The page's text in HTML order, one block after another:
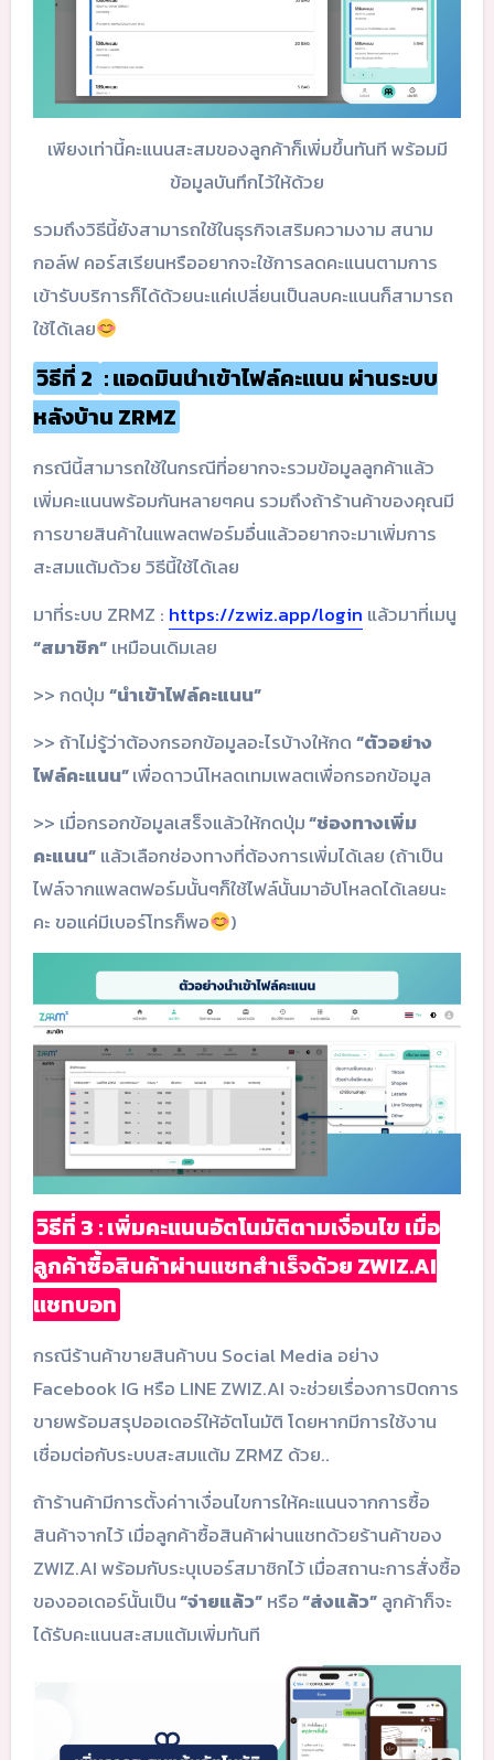
เพียงเท่านี้คะแนนสะสมของลูกค้าก็เพิ่มขึ้นทันที พร้อมมี
ข้อมูลบันทึกไว้ให้ด้วย
รวมถึงวิธีนี้ยังสามารถใช้ในธุรกิจเสริมความงาม สนาม
กอล์ฟ คอร์สเรียนหรืออยากจะใช้การลดคะแนนตามการ
เข้ารับบริการก็ได้ด้วยนะแค่เปลี่ยนเป็นลบคะแนนก็สามารถ
ใช้ได้เลย
วิธีที่ 2 : แอดมินนำเข้าไฟล์คะแนน ผ่านระบบ
หลังบ้าน ZRMZ
กรณีนี้สามารถใช้ในกรณีที่อยากจะรวมข้อมูลลูกค้าแล้ว
เพิ่มคะแนนพร้อมกันหลายๆคน รวมถึงถ้าร้านค้าของคุณมี
การขายสินค้าในแพลตฟอร์มอื่นแล้วอยากจะมาเพิ่มการ
สะสมแต้มด้วย วิธีนี้ใช้ได้เลย
มาที่ระบบ ZRMZ : https://zwiz.app/login แล้วมาที่เมนู
“สมาชิก”เหมือนเดิมเลย
>> กดปุ่ม“นำเข้าไฟล์คะแนน”
>> ถ้าไม่รู้ว่าต้องกรอกข้อมูลอะไรบ้างให้กด“ตัวอย่าง
ไฟล์คะแนน”เพื่อดาวน์โหลดเทมเพลตเพื่อกรอกข้อมูล
>> เมื่อกรอกข้อมูลเสร็จแล้วให้กดปุ่ม“ช่องทางเพิ่ม
คะแนน”แล้วเลือกช่องทางที่ต้องการเพิ่มได้เลย (ถ้าเป็น
ไฟล์จากแพลตฟอร์มนั้นๆก็ใช้ไฟล์นั้นมาอัปโหลดได้เลยนะ
คะ ขอแค่มีเบอร์โทรก็พอ
)
วิธีที่ 3 : เพิ่มคะแนนอัตโนมัติตามเงื่อนไข เมื่อ
ลูกค้าซื้อสินค้าผ่านแชทสำเร็จด้วย ZWIZ.AI
แชทบอท
กรณีร้านค้าขายสินค้าบน Social Media อย่าง
Facebook IG หรือ LINE ZWIZ.AI จะช่วยเรื่องการปิดการ
ขายพร้อมสรุปออเดอร์ให้อัตโนมัติ โดยหากมีการใช้งาน
เชื่อมต่อกับระบบสะสมแต้ม ZRMZ ด้วย..
ถ้าร้านค้ามีการตั้งค่าาเงื่อนไขการให้คะแนนจากการซื้อ
สินค้าจากไว้ เมื่อลูกค้าซื้อสินค้าผ่านแชทด้วยร้านค้าของ
ZWIZ.AI พร้อมกับระบุเบอร์สมาชิกไว้ เมื่อสถานะการสั่งซื้อ
ของออเดอร์นั้นเป็น“จ่ายแล้ว”หรือ“ส่งแล้ว”ลูกค้าก็จะ
ได้รับคะแนนสะสมแต้มเพิ่มทันที